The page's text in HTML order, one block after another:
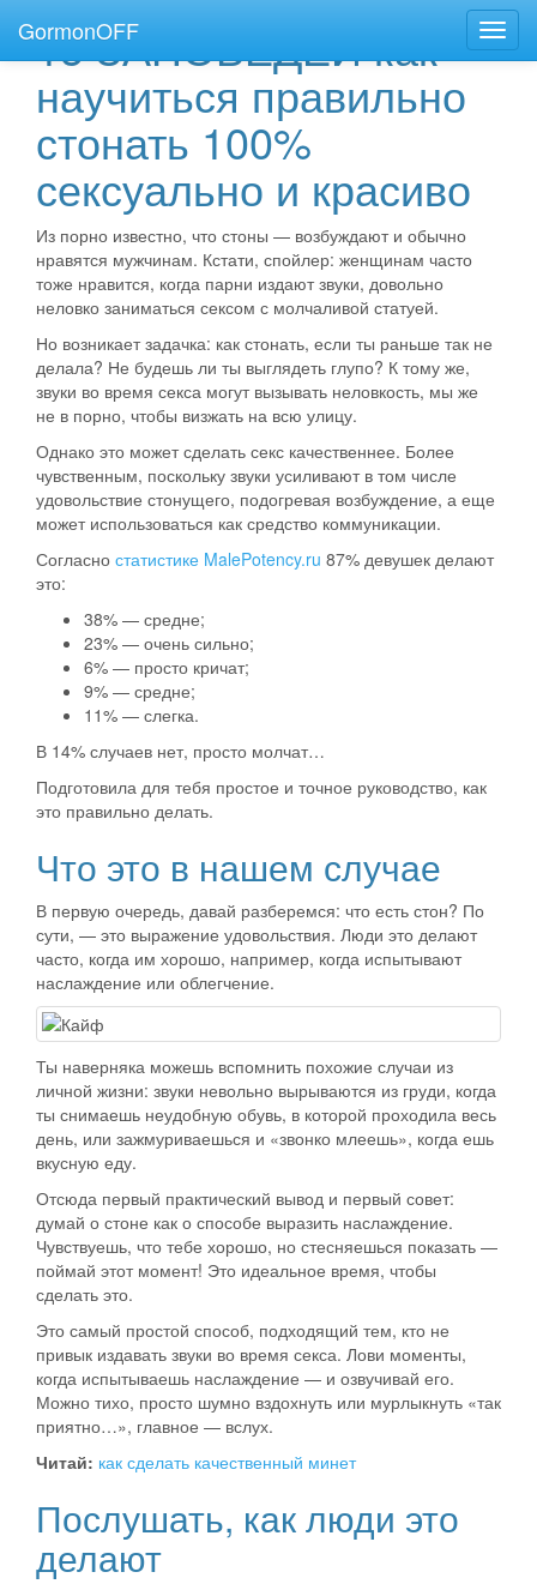
GormonOFF
15 ЗАПОВЕДЕЙ как
научиться правильно
стонать 100%
сексуально и красиво
Из порно известно, что стоны — возбуждают и обычно
нравятся мужчинам. Кстати, спойлер: женщинам часто
тоже нравится, когда парни издают звуки, довольно
неловко заниматься сексом с молчаливой статуей.
Но возникает задачка: как стонать, если ты раньше так не
делала? Не будешь ли ты выглядеть глупо? К тому же,
звуки во время секса могут вызывать неловкость, мы же
не в порно, чтобы визжать на всю улицу.
Однако это может сделать секс качественнее. Более
чувственным, поскольку звуки усиливают в том числе
удовольствие стонущего, подогревая возбуждение, а еще
может использоваться как средство коммуникации.
Согласно статистике MalePotency.ru 87% девушек делают
это:
38% — средне;
23% — очень сильно;
6% — просто кричат;
9% — средне;
11% — слегка.
В 14% случаев нет, просто молчат…
Подготовила для тебя простое и точное руководство, как
это правильно делать.
Что это в нашем случае
В первую очередь, давай разберемся: что есть стон? По
сути, — это выражение удовольствия. Люди это делают
часто, когда им хорошо, например, когда испытывают
наслаждение или облегчение.
Ты наверняка можешь вспомнить похожие случаи из
личной жизни: звуки невольно вырываются из груди, когда
ты снимаешь неудобную обувь, в которой проходила весь
день, или зажмуриваешься и «звонко млеешь», когда ешь
вкусную еду.
Отсюда первый практический вывод и первый совет:
думай о стоне как о способе выразить наслаждение.
Чувствуешь, что тебе хорошо, но стесняешься показать —
поймай этот момент! Это идеальное время, чтобы
сделать это.
Это самый простой способ, подходящий тем, кто не
привык издавать звуки во время секса. Лови моменты,
когда испытываешь наслаждение — и озвучивай его.
Можно тихо, просто шумно вздохнуть или мурлыкнуть «так
приятно…», главное — вслух.
Читай: как сделать качественный минет
Послушать, как люди это
делают